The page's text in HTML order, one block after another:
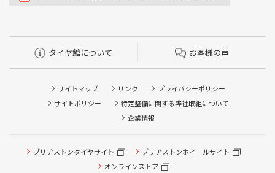
タイヤ館について お客様の声
サイトマップ リンク
プライバシーポリシー
サイトポリシー
特定整備に関する弊社取組について
企業情報
ブリヂストンタイヤサイト
ブリヂストンホイールサイト
オンラインストア
タイヤ点検・安全点検/タイヤ履き替え/オイル交換/その他
ピット作業の予約